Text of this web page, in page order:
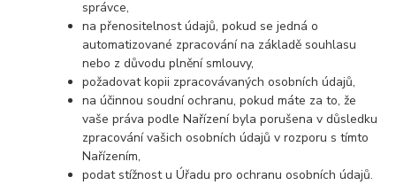
správce,
na přenositelnost údajů, pokud se jedná o
automatizované zpracování na základě souhlasu
nebo z důvodu plnění smlouvy,
požadovat kopii zpracovávaných osobních údajů,
na účinnou soudní ochranu, pokud máte za to, že
vaše práva podle Nařízení byla porušena v důsledku
zpracování vašich osobních údajů v rozporu s tímto
Nařízením,
podat stížnost u Úřadu pro ochranu osobních údajů.